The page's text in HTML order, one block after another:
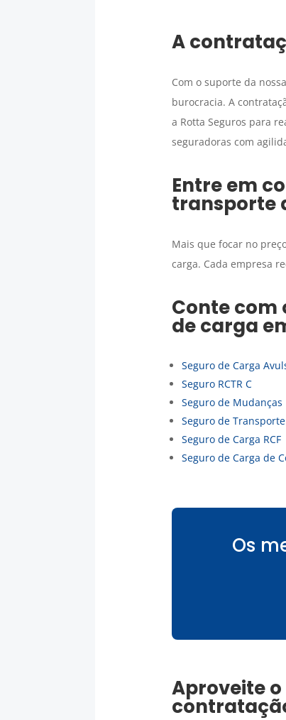
A
Com o suporte da
burocracia. A
a Rotta Seguros para
seguradoras com
Entre em
transporte
Mais que focar no
carga. Cada empresa
Conte com
de carga
Seguro de Carga
Seguro RCTR C
Seguro de Mudanças
Seguro de Transporte
Seguro de Carga RCF
Seguro de Carga de
Os
Aproveite